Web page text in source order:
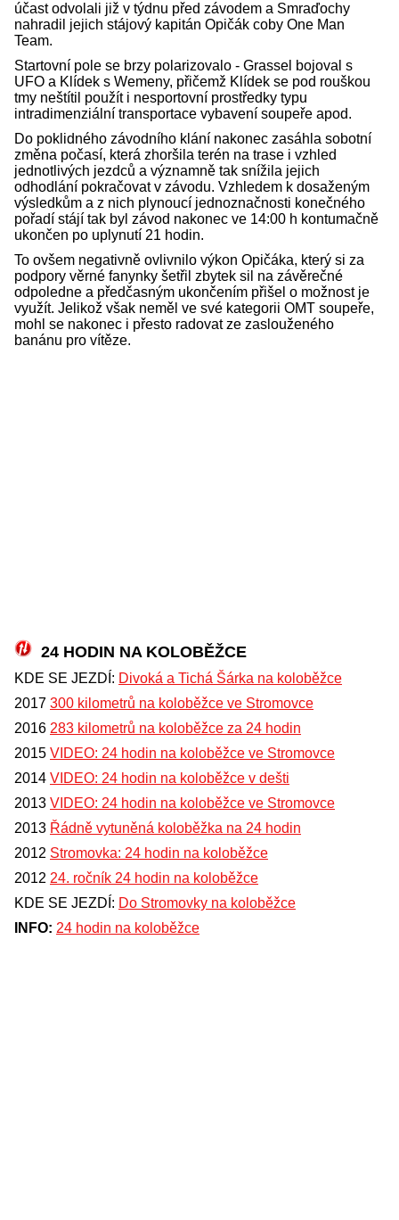
účast odvolali již v týdnu před závodem a Smraďochy
nahradil jejich stájový kapitán Opičák coby One Man
Team.
Startovní pole se brzy polarizovalo - Grassel bojoval s
UFO a Klídek s Wemeny, přičemž Klídek se pod rouškou
tmy neštítil použít i nesportovní prostředky typu
intradimenziální transportace vybavení soupeře apod.
Do poklidného závodního klání nakonec zasáhla sobotní
změna počasí, která zhoršila terén na trase i vzhled
jednotlivých jezdců a významně tak snížila jejich
odhodlání pokračovat v závodu. Vzhledem k dosaženým
výsledkům a z nich plynoucí jednoznačnosti konečného
pořadí stájí tak byl závod nakonec ve 14:00 h kontumačně
ukončen po uplynutí 21 hodin.
To ovšem negativně ovlivnilo výkon Opičáka, který si za
podpory věrné fanynky šetřil zbytek sil na závěrečné
odpoledne a předčasným ukončením přišel o možnost je
využít. Jelikož však neměl ve své kategorii OMT soupeře,
mohl se nakonec i přesto radovat ze zaslouženého
banánu pro vítěze.
24 HODIN NA KOLOBĚŽCE
KDE SE JEZDÍ: Divoká a Tichá Šárka na koloběžce
2017 300 kilometrů na koloběžce ve Stromovce
2016 283 kilometrů na koloběžce za 24 hodin
2015 VIDEO: 24 hodin na koloběžce ve Stromovce
2014 VIDEO: 24 hodin na koloběžce v dešti
2013 VIDEO: 24 hodin na koloběžce ve Stromovce
2013 Řádně vytuněná koloběžka na 24 hodin
2012 Stromovka: 24 hodin na koloběžce
2012 24. ročník 24 hodin na koloběžce
KDE SE JEZDÍ: Do Stromovky na koloběžce
INFO: 24 hodin na koloběžce